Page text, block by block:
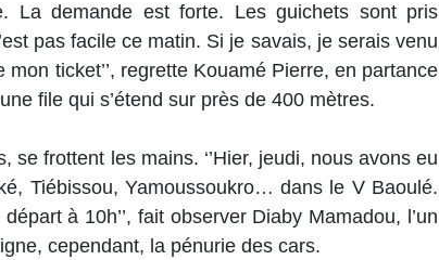
La demande est forte. Les guichets sont pris
pas facile ce matin. Si je savais, je serais venu
ticket’’, regrette Kouamé Pierre, en partance
file qui s’étend sur près de 400 mètres.
se frottent les mains. ‘’Hier, jeudi, nous avons eu
Tiébissou, Yamoussoukro… dans le V Baoulé.
à 10h’’, fait observer Diaby Mamadou, l’un
cependant, la pénurie des cars.